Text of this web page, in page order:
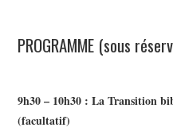
PROGRAMME (sous
9h30 – 10h30 :La Transition
(facultatif)